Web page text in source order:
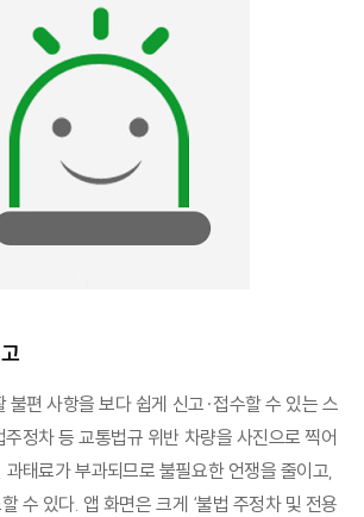
불편 사항을 보다 쉽게 신고·접수할 수 있는 스
정차 등 교통법규 위반 차량을 사진으로 찍어
태료가 부과되므로 불필요한 언쟁을 줄이고,
수 있다. 앱 화면은 크게 ‘불법 주정차 및 전용